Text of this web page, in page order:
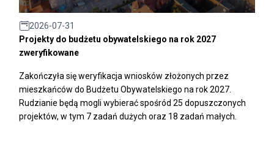
2026-07-31
Projekty do budżetu obywatelskiego na rok 2027
zweryfikowane
Zakończyła się weryfikacja wniosków złożonych przez
mieszkańców do Budżetu Obywatelskiego na rok 2027.
Rudzianie będą mogli wybierać spośród 25 dopuszczonych
projektów, w tym 7 zadań dużych oraz 18 zadań małych.